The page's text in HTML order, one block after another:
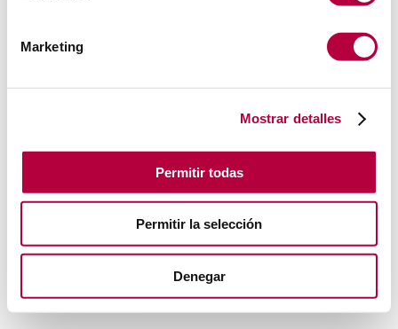
Marketing
Mostrar detalles
Permitir todas
Permitir la selección
Denegar